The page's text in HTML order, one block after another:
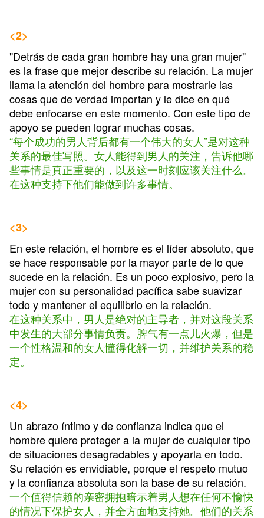
<2>
"Detrás de cada gran hombre hay una gran mujer"
es la frase que mejor describe su relación. La mujer
llama la atención del hombre para mostrarle las
cosas que de verdad importan y le dice en qué
debe enfocarse en este momento. Con este tipo de
apoyo se pueden lograr muchas cosas.
“每个成功的男人背后都有一个伟大的女人”是对这种
关系的最佳写照。女人能得到男人的关注，告诉他哪
些事情是真正重要的，以及这一时刻应该关注什么。
在这种支持下他们能做到许多事情。
<3>
En este relación, el hombre es el líder absoluto, que
se hace responsable por la mayor parte de lo que
sucede en la relación. Es un poco explosivo, pero la
mujer con su personalidad pacífica sabe suavizar
todo y mantener el equilibrio en la relación.
在这种关系中，男人是绝对的主导者，并对这段关系
中发生的大部分事情负责。脾气有一点儿火爆，但是
一个性格温和的女人懂得化解一切，并维护关系的稳
定。
<4>
Un abrazo íntimo y de confianza indica que el
hombre quiere proteger a la mujer de cualquier tipo
de situaciones desagradables y apoyarla en todo.
Su relación es envidiable, porque el respeto mutuo
y la confianza absoluta son la base de su relación.
一个值得信赖的亲密拥抱暗示着男人想在任何不愉快
的情况下保护女人，并全方面地支持她。他们的关系